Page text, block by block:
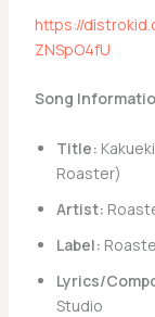
https://
ZNSpO4fU
Song
Title:
Roaster)
Artist:
Label:
Lyrics/
Studio